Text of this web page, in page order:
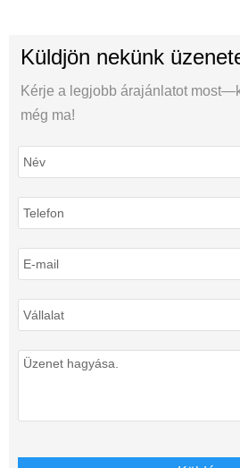
Küldjön nekünk
Kérje a legjobb árajánlatot
még ma!